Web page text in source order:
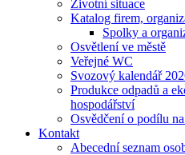
Životní situace
Katalog firem,
Spolky a
Osvětlení ve městě
Veřejné WC
Svozový kalendář
Produkce odpadů a
hospodářství
Osvědčení o podílu
Kontakt
Abecední seznam